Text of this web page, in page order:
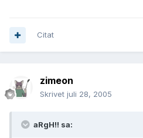
Citat
zimeon
Skrivet juli 28, 2005
aRgH!! sa: